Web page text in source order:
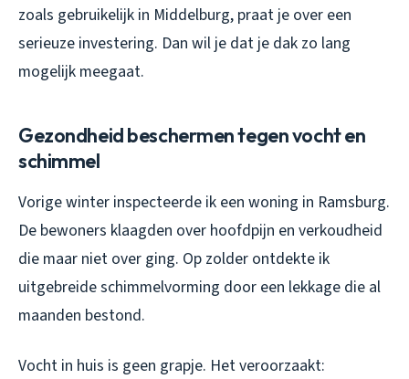
zoals gebruikelijk in Middelburg, praat je over een
serieuze investering. Dan wil je dat je dak zo lang
mogelijk meegaat.
Gezondheid beschermen tegen vocht en
schimmel
Vorige winter inspecteerde ik een woning in Ramsburg.
De bewoners klaagden over hoofdpijn en verkoudheid
die maar niet over ging. Op zolder ontdekte ik
uitgebreide schimmelvorming door een lekkage die al
maanden bestond.
Vocht in huis is geen grapje. Het veroorzaakt: